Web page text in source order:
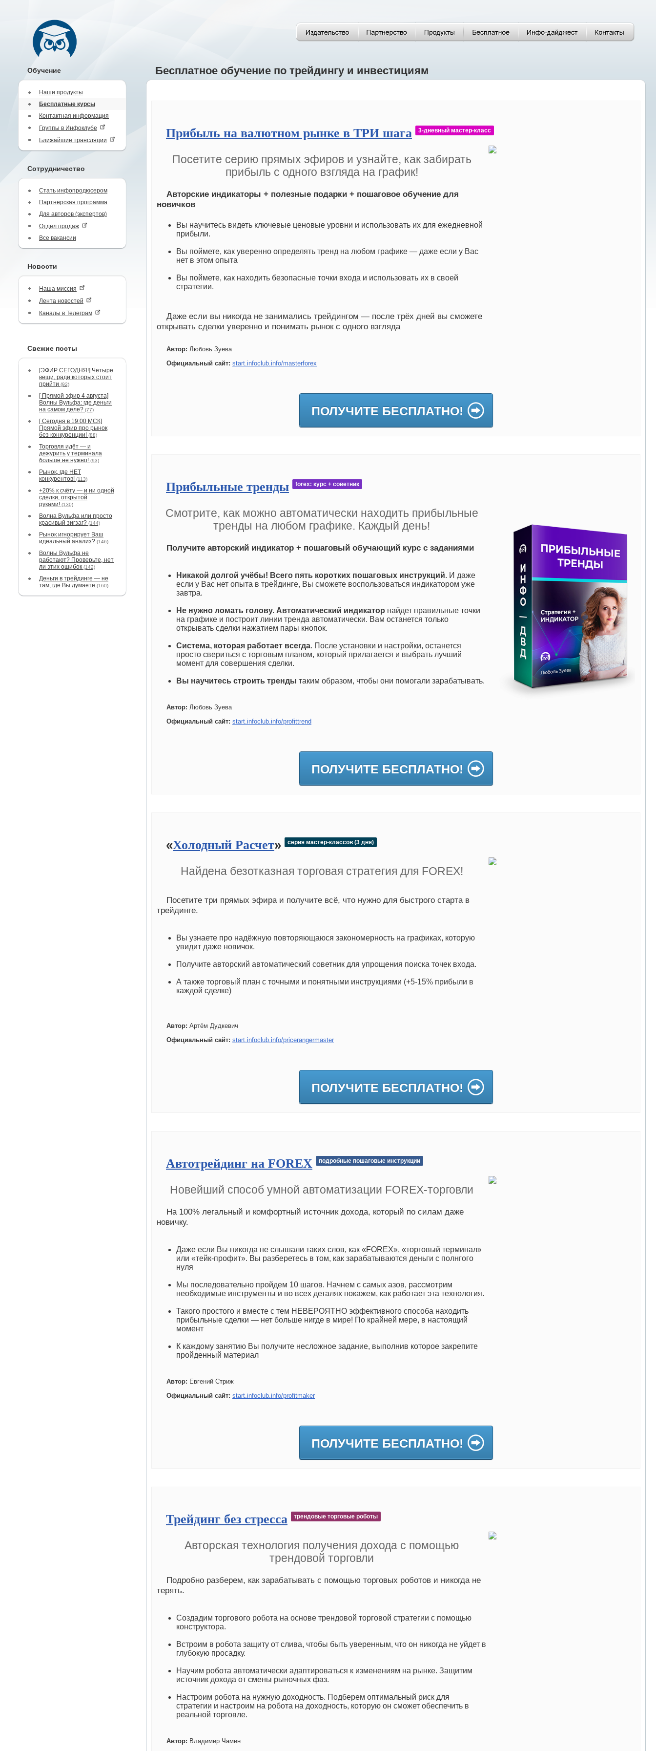
Обучение
Наши продукты
Бесплатные курсы
Контактная информация
Группы в Инфоклубе
Ближайшие трансляции
Сотрудничество
Стать инфопродюсером
Партнерская программа
Для авторов (экспертов)
Отдел продаж
Все вакансии
Новости
Наша миссия
Лента новостей
Каналы в Телеграм
Свежие посты
[ЭФИР СЕГОДНЯ!] Четыре
вещи, ради которых стоит
прийти (92)
[ Прямой эфир 4 августа]
Волны Вульфа: где деньги
на самом деле? (77)
[ Сегодня в 19:00 МСК]
Прямой эфир про рынок
без конкуренции! (88)
Торговля идёт — и
дежурить у терминала
больше не нужно! (93)
Рынок, где НЕТ
конкурентов! (113)
+20% к счёту — и ни одной
сделки, открытой
руками! (130)
Волна Вульфа или просто
красивый зигзаг? (144)
Рынок игнорирует Ваш
идеальный анализ? (146)
Волны Вульфа не
работают? Проверьте, нет
ли этих ошибок (142)
Деньги в трейдинге — не
там, где Вы думаете (160)
Бесплатное обучение по трейдингу и инвестициям
Прибыль на валютном рынке в ТРИ шага 3-дневный мастер-класс
Посетите серию прямых эфиров и узнайте, как забирать
прибыль с одного взгляда на график!
Авторские индикаторы + полезные подарки + пошаговое обучение для
новичков
Вы научитесь видеть ключевые ценовые уровни и использовать их для ежедневной
прибыли.
Вы поймете, как уверенно определять тренд на любом графике — даже если у Вас
нет в этом опыта
Вы поймете, как находить безопасные точки входа и использовать их в своей
стратегии.
Даже если вы никогда не занимались трейдингом — после трёх дней вы сможете
открывать сделки уверенно и понимать рынок с одного взгляда
Автор: Любовь Зуева
Официальный сайт: start.infoclub.info/masterforex
ПОЛУЧИТЕ БЕСПЛАТНО!
Прибыльные тренды forex: курс + советник
Смотрите, как можно автоматически находить прибыльные
тренды на любом графике. Каждый день!
Получите авторский индикатор + пошаговый обучающий курс с заданиями
Никакой долгой учёбы! Всего пять коротких пошаговых инструкций. И даже
если у Вас нет опыта в трейдинге, Вы сможете воспользоваться индикатором уже
завтра.
Не нужно ломать голову. Автоматический индикатор найдет правильные точки
на графике и построит линии тренда автоматически. Вам останется только
открывать сделки нажатием пары кнопок.
Система, которая работает всегда. После установки и настройки, останется
просто свериться с торговым планом, который прилагается и выбрать лучший
момент для совершения сделки.
Вы научитесь строить тренды таким образом, чтобы они помогали зарабатывать.
Автор: Любовь Зуева
Официальный сайт: start.infoclub.info/profittrend
ПОЛУЧИТЕ БЕСПЛАТНО!
«Холодный Расчет» серия мастер-классов (3 дня)
Найдена безотказная торговая стратегия для FOREX!
Посетите три прямых эфира и получите всё, что нужно для быстрого старта в
трейдинге.
Вы узнаете про надёжную повторяющаюся закономерность на графиках, которую
увидит даже новичок.
Получите авторский автоматический советник для упрощения поиска точек входа.
А также торговый план с точными и понятными инструкциями (+5-15% прибыли в
каждой сделке)
Автор: Артём Дудкевич
Официальный сайт: start.infoclub.info/pricerangermaster
ПОЛУЧИТЕ БЕСПЛАТНО!
Автотрейдинг на FOREX подробные пошаговые инструкции
Новейший способ умной автоматизации FOREX-торговли
На 100% легальный и комфортный источник дохода, который по силам даже
новичку.
Даже если Вы никогда не слышали таких слов, как «FOREX», «торговый терминал»
или «тейк-профит». Вы разберетесь в том, как зарабатываются деньги с полнгого
нуля
Мы последовательно пройдем 10 шагов. Начнем с самых азов, рассмотрим
необходимые инструменты и во всех деталях покажем, как работает эта технология.
Такого простого и вместе с тем НЕВЕРОЯТНО эффективного способа находить
прибыльные сделки — нет больше нигде в мире! По крайней мере, в настоящий
момент
К каждому занятию Вы получите несложное задание, выполнив которое закрепите
пройденный материал
Автор: Евгений Стриж
Официальный сайт: start.infoclub.info/profitmaker
ПОЛУЧИТЕ БЕСПЛАТНО!
Трейдинг без стресса трендовые торговые роботы
Авторская технология получения дохода с помощью
трендовой торговли
Подробно ​разберем, как зарабатывать с помощью торговых роботов и никогда не
терять. ​
Создадим торгового робота на основе трендовой торговой стратегии с помощью
конструктора.
Встроим в робота защиту от слива, чтобы быть уверенным, что он никогда не уйдет в
глубокую просадку.
Научим робота автоматически адаптироваться к изменениям на рынке. Защитим
источник дохода от смены рыночных фаз.
Настроим робота на нужную доходность. Подберем оптимальный риск для
стратегии и настроим на робота на доходность, которую он сможет обеспечить в
реальной торговле.
Автор: Владимир Чамин